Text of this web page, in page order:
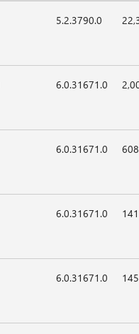
5.2.3790.0
6.0.31671.0
6.0.31671.0
6.0.31671.0
6.0.31671.0